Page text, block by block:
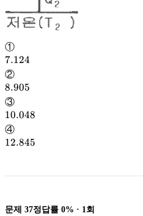
①
7.124
7.124
②
8.905
8.905
③
10.048
10.048
④
12.845
12.845
문제 37정답률 0% · 1 회